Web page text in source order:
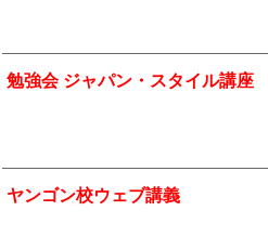
勉強会 ジャパン・スタイル講
ヤンゴン校ウェブ講義